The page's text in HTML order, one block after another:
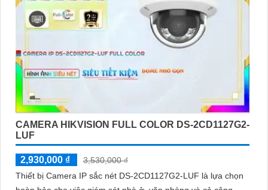
CAMERA HIKVISION FULL COLOR DS-2CD1127G2-
LUF
2,930,000 ₫
3,530,000 ₫
Thiết bị Camera IP sắc nét DS-2CD1127G2-LUF là lựa chọn